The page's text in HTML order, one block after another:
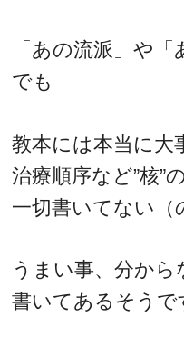
「あの流派」や
でも
教本には本当に大
治療順序など”核”
一切書いてない（
うまい事、分から
書いてあるそうで